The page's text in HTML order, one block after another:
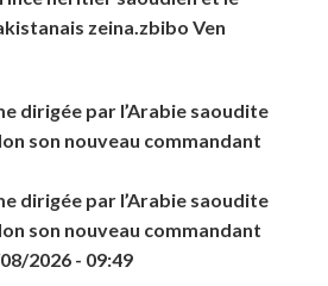
zeina.zbibo Ven
dirigée par l’Arabie saoudite
son nouveau commandant
dirigée par l’Arabie saoudite
son nouveau commandant
2026 - 09:49